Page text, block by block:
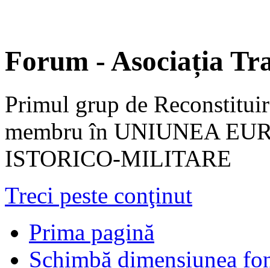
Forum - Asociația
Primul grup de
membru în UNIUNEA
ISTORICO-MILITARE
Treci peste conţinut
Prima pagină
Schimbă dimensiunea